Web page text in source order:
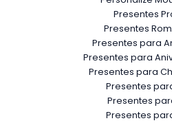
Presentes
Presentes
Presentes para
Presentes para
Presentes para
Presentes
Presentes
Presentes